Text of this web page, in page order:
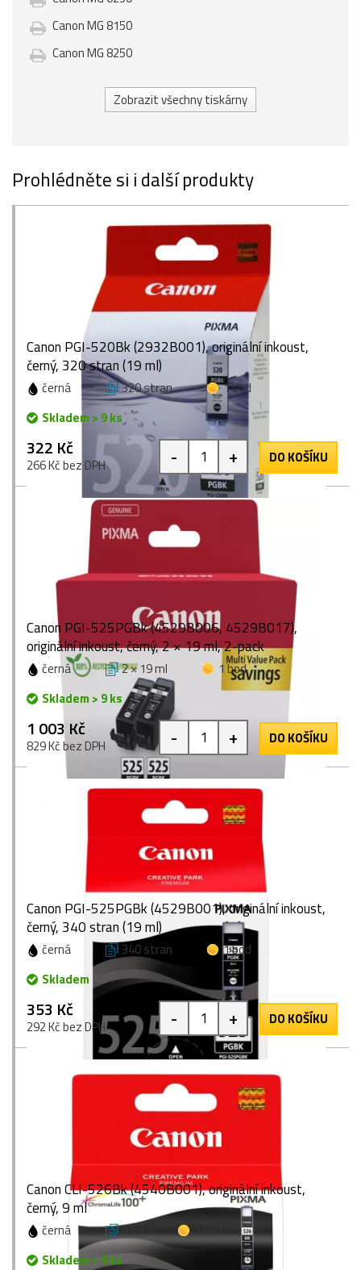
Canon MG 8150
Canon MG 8250
Zobrazit všechny tiskárny
Prohlédněte si i další produkty
Canon PGI-520Bk (2932B001), originální inkoust,
černý, 320 stran (19 ml)
černá 320 stran
1 bod
Skladem > 9 ks
322 Kč
266 Kč bez DPH - + DO KOŠÍKU
Canon PGI-525PGBk (4529B006, 4529B017),
originální inkoust, černý, 2 × 19 ml, 2-pack
černá 2 × 19 ml
1 bod
Skladem > 9 ks
1 003 Kč
829 Kč bez DPH - + DO KOŠÍKU
Canon PGI-525PGBk (4529B001), originální inkoust,
černý, 340 stran (19 ml)
černá 340 stran
1 bod
Skladem
353 Kč
292 Kč bez DPH - + DO KOŠÍKU
Canon CLI-526Bk (4540B001), originální inkoust,
černý, 9 ml
černá 9 ml
Skladem > 9 ks